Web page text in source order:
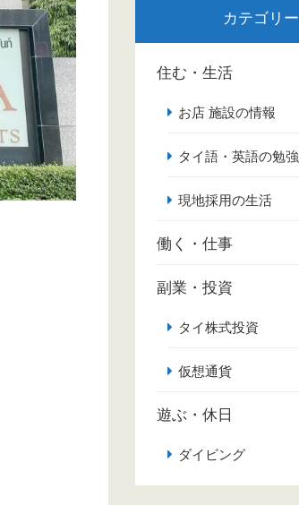
カテゴリー
住む・生活
お店 施設の情報
タイ語・英語の勉強
現地採用の生活
働く・仕事
副業・投資
タイ株式投資
仮想通貨
遊ぶ・休日
ダイビング